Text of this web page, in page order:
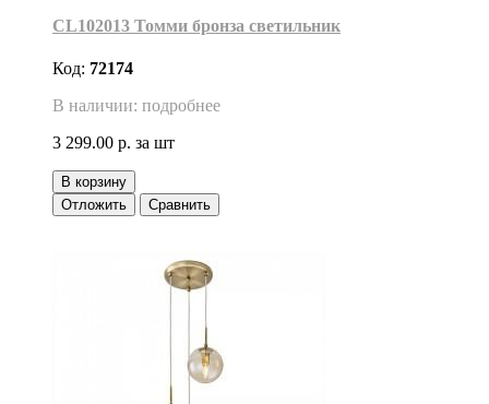
CL102013 Томми бронза светильник
Код: 72174
В наличии: подробнее
3 299.00 р. за шт
В корзину
Отложить
Сравнить